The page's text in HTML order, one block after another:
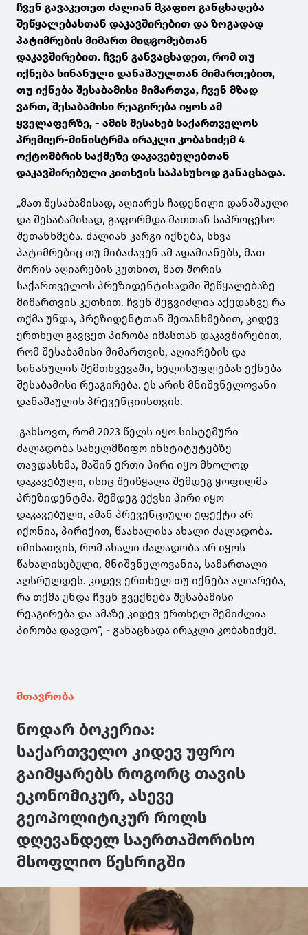
ჩვენ გავაკეთეთ ძალიან მკაფიო განცხადება
შეწყალებასთან დაკავშირებით და ზოგადად
პატიმრების მიმართ მიდგომებთან
დაკავშირებით. ჩვენ განვაცხადეთ, რომ თუ
იქნება სინანული დანაშაულთან მიმართებით,
თუ იქნება შესაბამისი მიმართვა, ჩვენ მზად
ვართ, შესაბამისი რეაგირება იყოს ამ
ყველაფერზე, - ამის შესახებ საქართველოს
პრემიერ-მინისტრმა ირაკლი კობახიძემ 4
ოქტომბრის საქმეზე დაკავებულებთან
დაკავშირებული კითხვის საპასუხოდ განაცხადა.
„მათ შესაბამისად, აღიარეს ჩადენილი დანაშაული
და შესაბამისად, გაფორმდა მათთან საპროცესო
შეთანხმება. ძალიან კარგი იქნება, სხვა
პატიმრებიც თუ მიბაძავენ ამ ადამიანებს, მათ
შორის აღიარების კუთხით, მათ შორის
საქართველოს პრეზიდენტისადმი შეწყალებაზე
მიმართვის კუთხით. ჩვენ შეგვიძლია აქედანვე რა
თქმა უნდა, პრეზიდენტთან შეთანხმებით, კიდევ
ერთხელ გავცეთ პირობა იმასთან დაკავშირებით,
რომ შესაბამისი მიმართვის, აღიარების და
სინანულის შემთხვევაში, ხელისუფლებას ექნება
შესაბამისი რეაგირება. ეს არის მნიშვნელოვანი
დანაშაულის პრევენციისთვის.
გახსოვთ, რომ 2023 წელს იყო სისტემური
ძალადობა სახელმწიფო ინსტიტუტებზე
თავდასხმა, მაშინ ერთი პირი იყო მხოლოდ
დაკავებული, ისიც შეიწყალა შემდეგ ყოფილმა
პრეზიდენტმა. შემდეგ ექვსი პირი იყო
დაკავებული, ამან პრევენციული ეფექტი არ
იქონია, პირიქით, წაახალისა ახალი ძალადობა.
იმისათვის, რომ ახალი ძალადობა არ იყოს
წახალისებული, მნიშვნელოვანია, სამართალი
აღსრულდეს. კიდევ ერთხელ თუ იქნება აღიარება,
რა თქმა უნდა ჩვენ გვექნება შესაბამისი
რეაგირება და ამაზე კიდევ ერთხელ შემიძლია
პირობა დავდო“, - განაცხადა ირაკლი კობახიძემ.
მთავრობა
ნოდარ ბოკერია:
საქართველო კიდევ უფრო
გაიმყარებს როგორც თავის
ეკონომიკურ, ასევე
გეოპოლიტიკურ როლს
დღევანდელ საერთაშორისო
მსოფლიო წესრიგში